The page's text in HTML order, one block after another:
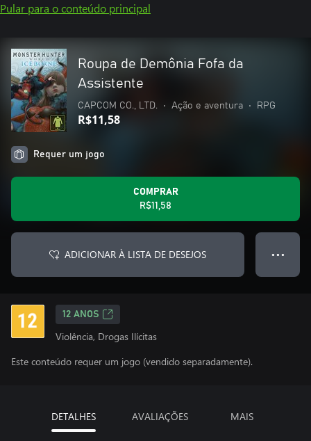
Pular para o conteúdo principal
Roupa de Demônia Fofa da
Assistente
CAPCOM CO., LTD. • Ação e aventura • RPG
R$11,58
Requer um jogo
COMPRAR
R$11,58
ADICIONAR À LISTA DE DESEJOS ● ● ●
12 ANOS
Violência, Drogas Ilícitas
Este conteúdo requer um jogo (vendido separadamente).
DETALHES AVALIAÇÕES MAIS